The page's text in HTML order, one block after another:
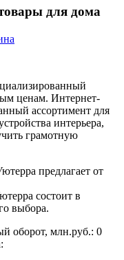
для дома
ценам. Интернет-
ассортимент для
интерьера,
грамотную
предлагает от
состоит в
выбора.
оборот, млн.руб.: 0